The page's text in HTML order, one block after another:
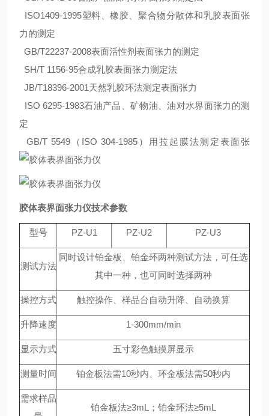
ISO1409-1995塑料、橡胶、聚合物分散体和乳胶表面张
力的测定
GB/T22237-2008表面活性剂表面张力的测定
SH/T 1156-95合成乳胶表面张力测定法
JB/T18396-2001天然乳胶环法测定表面张力
ISO 6295-1983石油产品、矿物油、油对水界面张力的测
定
GB/T 5549（ISO 304-1985）用拉起膜法测定表面张
胶体表界面张力仪技术参数
型号 PZ-U1 PZ-U2 PZ-U3
测试方法
同时设计铂金板、铂金环两种测试方法，可任选
其中一种，也可同时选择两种
操控方式 触控操作、样品台自动升降、自动换算
升降速度 1-300mm/min
显示方式 五寸彩色触摸屏显示
测量时间 铂金板法需10秒内、环金板法需50秒内
需求样品
铂金板法≥3mL；铂金环法≥5mL